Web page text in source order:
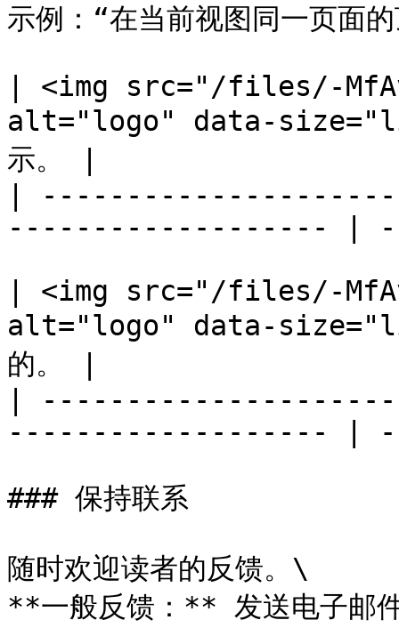
示例：“在当前视图同一页面
| <img src="/files/-
alt="logo" data-
示。 |
|
------------------- |
| <img src="/files/-
alt="logo" data-
的。 |
|
------------------- |
### 保持联系
随时欢迎读者的反馈。\
**一般反馈：** 发送电子邮